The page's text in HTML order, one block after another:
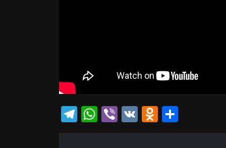
Telegram
WhatsApp
Viber
VK